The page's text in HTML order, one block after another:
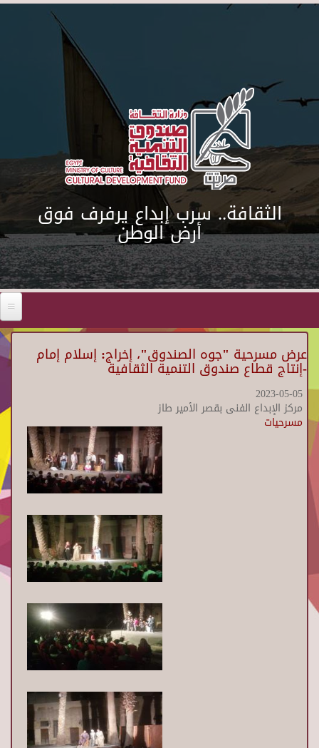
Skip to main content
الثقافة.. سرب إبداع يرفرف فوق
أرض الوطن
عرض مسرحية "جوه الصندوق"، إخراج: إسلام إمام
-إنتاج قطاع صندوق التنمية الثقافية
2023-05-05
مركز الإبداع الفنى بقصر الأمير طاز
مسرحيات